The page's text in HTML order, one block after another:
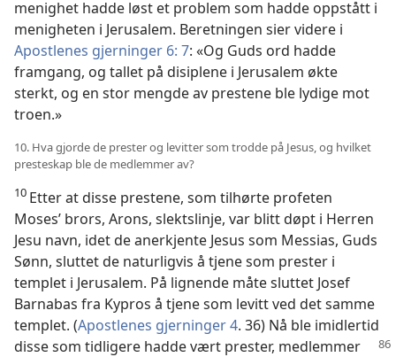
menighet hadde løst et problem som hadde oppstått i
menigheten i Jerusalem. Beretningen sier videre i
Apostlenes gjerninger 6: 7: «Og Guds ord hadde
framgang, og tallet på disiplene i Jerusalem økte
sterkt, og en stor mengde av prestene ble lydige mot
troen.»
10. Hva gjorde de prester og levitter som trodde på Jesus, og hvilket
presteskap ble de medlemmer av?
10 Etter at disse prestene, som tilhørte profeten
Moses’ brors, Arons, slektslinje, var blitt døpt i Herren
Jesu navn, idet de anerkjente Jesus som Messias, Guds
Sønn, sluttet de naturligvis å tjene som prester i
templet i Jerusalem. På lignende måte sluttet Josef
Barnabas fra Kypros å tjene som levitt ved det samme
templet. (Apostlenes gjerninger 4. 36) Nå ble imidlertid
disse som tidligere hadde vært prester, medlemmer